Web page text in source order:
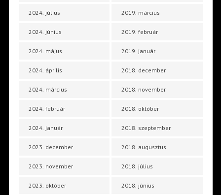
2024. július
2024. június
2024. május
2024. április
2024. március
2024. február
2024. január
2023. december
2023. november
2023. október
2019. március
2019. február
2019. január
2018. december
2018. november
2018. október
2018. szeptember
2018. augusztus
2018. július
2018. június